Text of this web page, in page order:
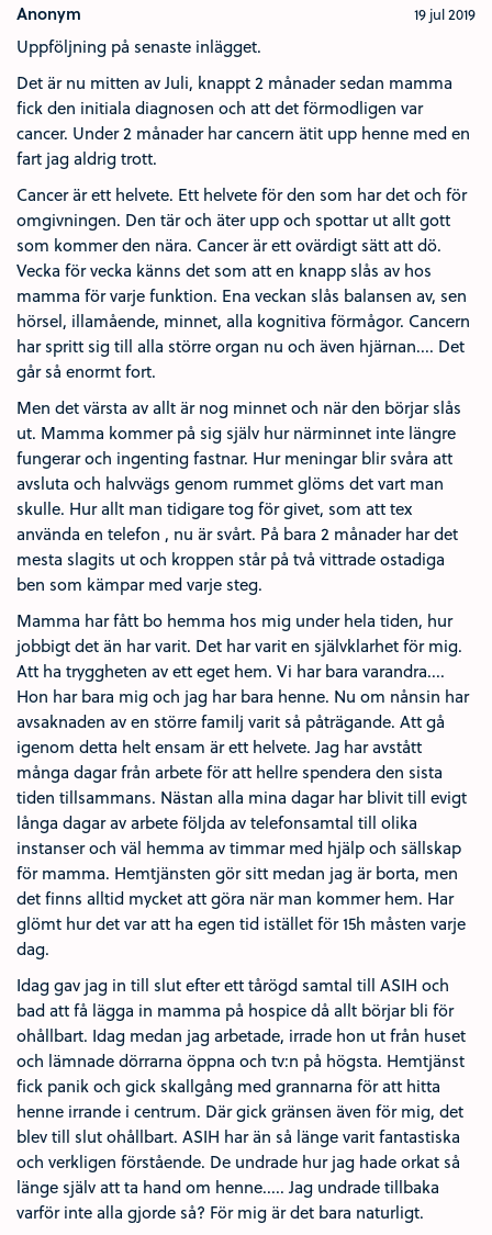
Anonym 19 jul 2019
Uppföljning på senaste inlägget.
Det är nu mitten av Juli, knappt 2 månader sedan mamma
fick den initiala diagnosen och att det förmodligen var
cancer. Under 2 månader har cancern ätit upp henne med en
fart jag aldrig trott.
Cancer är ett helvete. Ett helvete för den som har det och för
omgivningen. Den tär och äter upp och spottar ut allt gott
som kommer den nära. Cancer är ett ovärdigt sätt att dö.
Vecka för vecka känns det som att en knapp slås av hos
mamma för varje funktion. Ena veckan slås balansen av, sen
hörsel, illamående, minnet, alla kognitiva förmågor. Cancern
har spritt sig till alla större organ nu och även hjärnan.... Det
går så enormt fort.
Men det värsta av allt är nog minnet och när den börjar slås
ut. Mamma kommer på sig själv hur närminnet inte längre
fungerar och ingenting fastnar. Hur meningar blir svåra att
avsluta och halvvägs genom rummet glöms det vart man
skulle. Hur allt man tidigare tog för givet, som att tex
använda en telefon , nu är svårt. På bara 2 månader har det
mesta slagits ut och kroppen står på två vittrade ostadiga
ben som kämpar med varje steg.
Mamma har fått bo hemma hos mig under hela tiden, hur
jobbigt det än har varit. Det har varit en självklarhet för mig.
Att ha tryggheten av ett eget hem. Vi har bara varandra....
Hon har bara mig och jag har bara henne. Nu om nånsin har
avsaknaden av en större familj varit så påträgande. Att gå
igenom detta helt ensam är ett helvete. Jag har avstått
många dagar från arbete för att hellre spendera den sista
tiden tillsammans. Nästan alla mina dagar har blivit till evigt
långa dagar av arbete följda av telefonsamtal till olika
instanser och väl hemma av timmar med hjälp och sällskap
för mamma. Hemtjänsten gör sitt medan jag är borta, men
det finns alltid mycket att göra när man kommer hem. Har
glömt hur det var att ha egen tid istället för 15h måsten varje
dag.
Idag gav jag in till slut efter ett tårögd samtal till ASIH och
bad att få lägga in mamma på hospice då allt börjar bli för
ohållbart. Idag medan jag arbetade, irrade hon ut från huset
och lämnade dörrarna öppna och tv:n på högsta. Hemtjänst
fick panik och gick skallgång med grannarna för att hitta
henne irrande i centrum. Där gick gränsen även för mig, det
blev till slut ohållbart. ASIH har än så länge varit fantastiska
och verkligen förstående. De undrade hur jag hade orkat så
länge själv att ta hand om henne..... Jag undrade tillbaka
varför inte alla gjorde så? För mig är det bara naturligt.